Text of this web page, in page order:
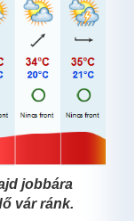
jobbára
vár ránk.